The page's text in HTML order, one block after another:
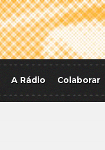
A Rádio Colaborar